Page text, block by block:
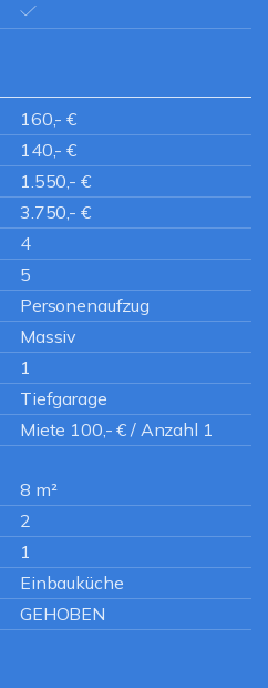
160,- €
140,- €
1.550,- €
3.750,- €
4
5
Personenaufzug
Massiv
1
Tiefgarage
Miete 100,- € / Anzahl 1
8 m²
2
1
Einbauküche
GEHOBEN